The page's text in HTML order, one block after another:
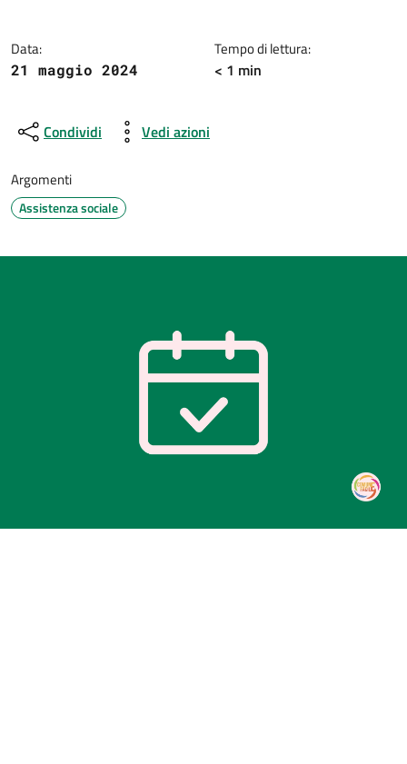
Data:
21 maggio 2024
Tempo di lettura:
< 1 min
Condividi Vedi azioni
Argomenti
Assistenza sociale